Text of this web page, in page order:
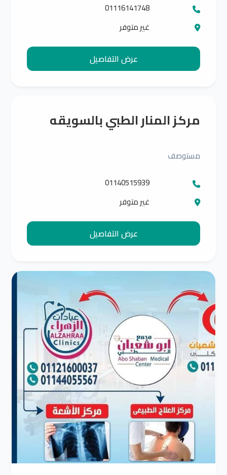
01116141748
غير متوفر
عرض التفاصيل
مركز المنار الطبي بالسويقه
مستوصف
01140515939
غير متوفر
عرض التفاصيل